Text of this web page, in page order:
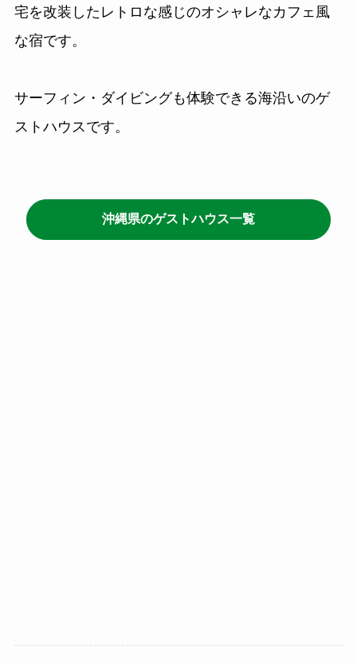
宅を改装したレトロな感じのオシャレなカフェ風
な宿です。
サーフィン・ダイビングも体験できる海沿いのゲ
ストハウスです。
沖縄県のゲストハウス一覧